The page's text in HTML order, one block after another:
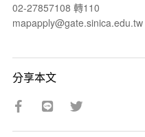
02-27857108 轉110
mapapply@gate.sinica.edu.tw
分享本文